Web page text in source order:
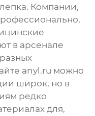
Компании,
в арсенале
anyl.ru можно
широк, но в
редко
для,